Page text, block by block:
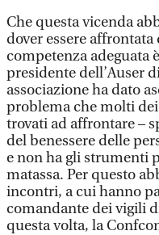
Che questa vicenda
dover essere
competenza adeguata
presidente dell’Auser
associazione ha dato
problema che molti
trovati ad affrontare –
del benessere delle
e non ha gli strumenti
matassa. Per questo
incontri, a cui hanno
comandante dei vigili
questa volta, la